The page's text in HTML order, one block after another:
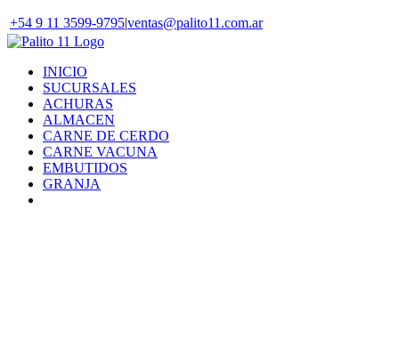
to
content
+54 9 11 3599-9795|ventas@palito11.com.ar
INICIO
SUCURSALES
ACHURAS
ALMACEN
CARNE DE CERDO
CARNE VACUNA
EMBUTIDOS
GRANJA